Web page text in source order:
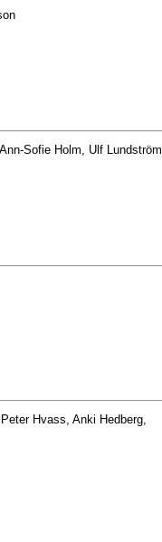
Sofie Holm, Ulf Lundström
Hvass, Anki Hedberg,